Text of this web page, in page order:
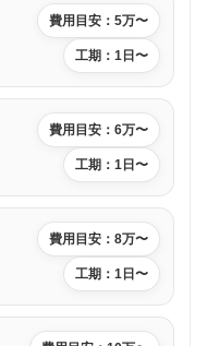
費用目安：5万〜
工期：1日〜
費用目安：6万〜
工期：1日〜
費用目安：8万〜
工期：1日〜